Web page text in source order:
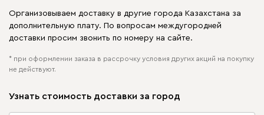
Организовываем доставку в другие города Казахстана за
дополнительную плату. По вопросам междугородней
доставки просим звонить по номеру на сайте.
* при оформлении заказа в рассрочку условия других акций на покупку
не действуют.
Узнать стоимость доставки за город